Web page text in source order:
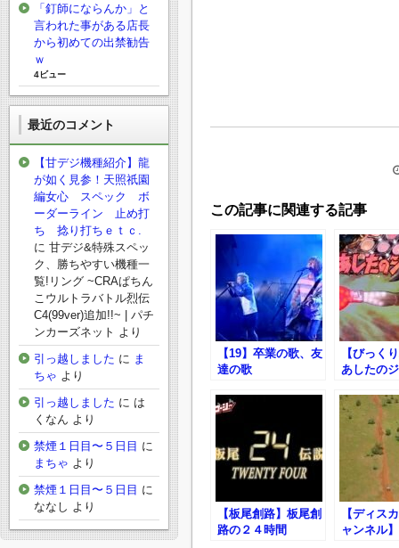
この記事に関連する記事
【19】卒業の歌、友
達の歌
【びっく
あしたの
【板尾創路】板尾創
路の２４時間
【ディス
ャンネル
「釘師にならんか」と
言われた事がある店長
から初めての出禁勧告
ｗ
4ビュー
最近のコメント
【甘デジ機種紹介】龍
が如く見参！天照祇園
編女心 スペック ボ
ーダーライン 止め打
ち 捻り打ちｅｔｃ.
に 甘デジ&特殊スペッ
ク、勝ちやすい機種一
覧!リング ~CRAぱちん
こウルトラバトル烈伝
C4(99ver)追加!!~ | パチ
ンカーズネット より
引っ越しました に ま
ちゃ より
引っ越しました に は
くなん より
禁煙１日目〜５日目 に
まちゃ より
禁煙１日目〜５日目 に
ななし より